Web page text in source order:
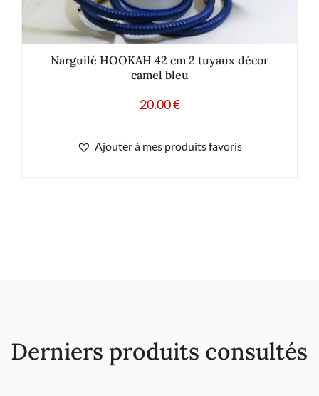
Narguilé HOOKAH 42 cm 2 tuyaux décor
camel bleu
20.00€
Ajouter à mes produits favoris
Derniers produits consultés